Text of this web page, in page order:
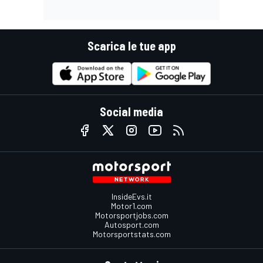
Scarica le tue app
Social media
InsideEvs.it
Motor1.com
Motorsportjobs.com
Autosport.com
Motorsportstats.com